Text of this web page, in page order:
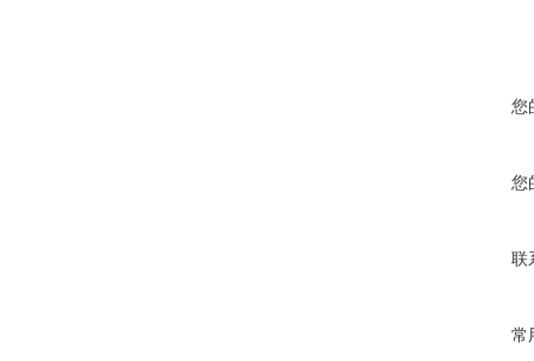
您
您
联
常